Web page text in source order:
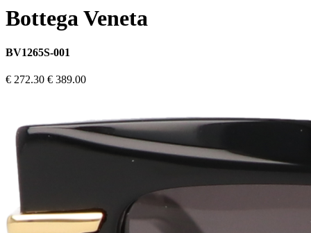
Bottega Veneta
BV1265S-001
€ 272.30 € 389.00